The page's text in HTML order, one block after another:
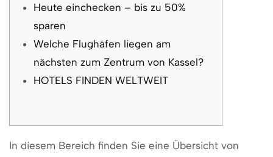
Heute einchecken – bis zu 50%
sparen
Welche Flughäfen liegen am
nächsten zum Zentrum von Kassel?
HOTELS FINDEN WELTWEIT
In diesem Bereich finden Sie eine Übersicht von